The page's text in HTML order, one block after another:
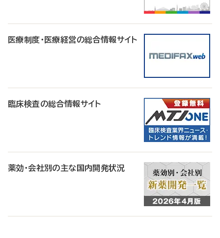
医療制度・医療経営の総合情報サイト
臨床検査の総合情報サイト
薬効・会社別の主な国内開発状況